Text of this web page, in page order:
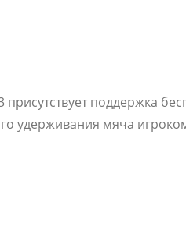
присутствует поддержка
удерживания мяча